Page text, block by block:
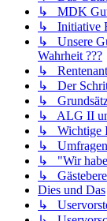
↳ MDK
↳ Initiative
↳ Unsere
Wahrheit ???
↳
↳ Der
↳
↳ ALG II
↳ Wichtige
↳ Umfragen
↳ "Wir
↳
Dies und Das
↳